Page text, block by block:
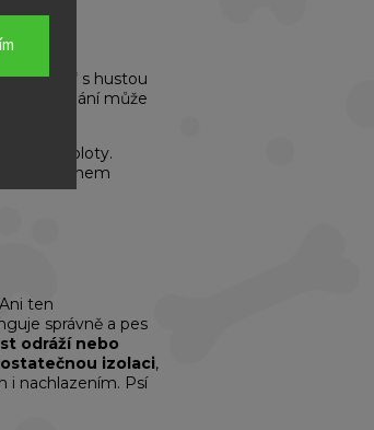
kabát“ s hustou
, proces línání může
teploty.
sestřihem
Ani ten
správně a pes
odráží nebo
izolaci,
i nachlazením. Psí